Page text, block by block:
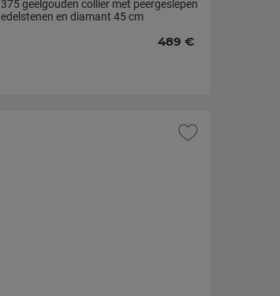
375 geelgouden collier met peergeslepen
edelstenen en diamant 45 cm
489 €